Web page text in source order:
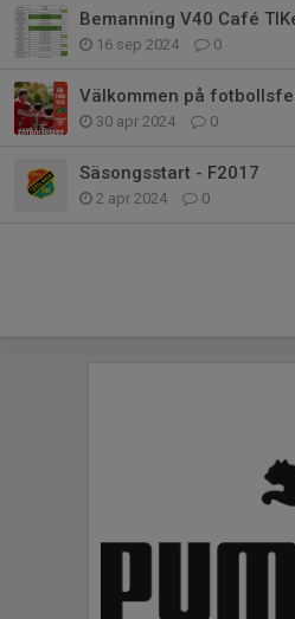
Bemanning V40 Café
16 sep 2024 0
Välkommen på
30 apr 2024 0
Säsongsstart - F2017
2 apr 2024 0